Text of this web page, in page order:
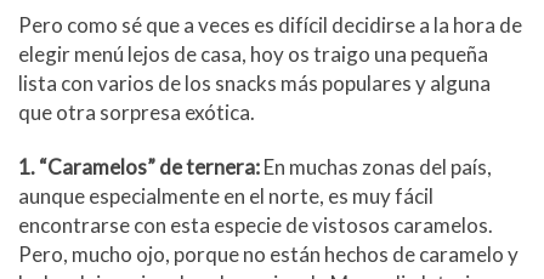
Pero como sé que a veces es difícil decidirse a la hora de
elegir menú lejos de casa, hoy os traigo una pequeña
lista con varios de los snacks más populares y alguna
que otra sorpresa exótica.
1. “Caramelos” de ternera:En muchas zonas del país,
aunque especialmente en el norte, es muy fácil
encontrarse con esta especie de vistosos caramelos.
Pero, mucho ojo, porque no están hechos de caramelo y